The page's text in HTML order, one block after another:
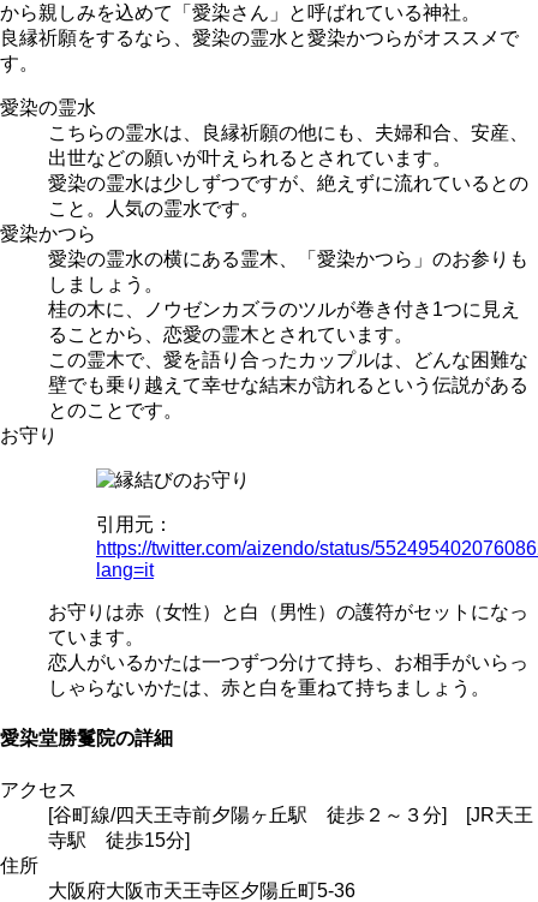
から親しみを込めて「愛染さん」と呼ばれている神社。
良縁祈願をするなら、愛染の霊水と愛染かつらがオススメで
す。
愛染の霊水
こちらの霊水は、良縁祈願の他にも、夫婦和合、安産、
出世などの願いが叶えられるとされています。
愛染の霊水は少しずつですが、絶えずに流れているとの
こと。人気の霊水です。
愛染かつら
愛染の霊水の横にある霊木、「愛染かつら」のお参りも
しましょう。
桂の木に、ノウゼンカズラのツルが巻き付き1つに見え
ることから、恋愛の霊木とされています。
この霊木で、愛を語り合ったカップルは、どんな困難な
壁でも乗り越えて幸せな結末が訪れるという伝説がある
とのことです。
お守り
引用元：
https://twitter.com/aizendo/status/
lang=it
お守りは赤（女性）と白（男性）の護符がセットになっ
ています。
恋人がいるかたは一つずつ分けて持ち、お相手がいらっ
しゃらないかたは、赤と白を重ねて持ちましょう。
愛染堂勝鬘院の詳細
アクセス
[谷町線/四天王寺前夕陽ヶ丘駅 徒歩２～３分] [JR天王
寺駅 徒歩15分]
住所
大阪府大阪市天王寺区夕陽丘町5-36